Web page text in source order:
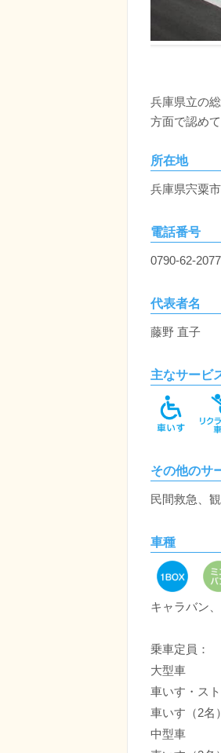
兵庫県立の
方面で認め
所在地
兵庫県宍粟
電話番号
0790-62-2077
代表者名
藤野 直子
主なサービ
その他のサ
民間救急、
車種
キャラバン
乗車定員：
大型車
車いす・ス
車いす（2名
中型車